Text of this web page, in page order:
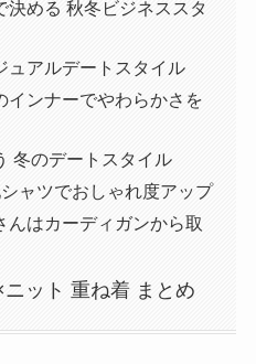
決める 秋冬ビジネススタ
ュアルデートスタイル
インナーでやわらかさを
冬のデートスタイル
ャツでおしゃれ度アップ
んはカーディガンから取
ット 重ね着 まとめ